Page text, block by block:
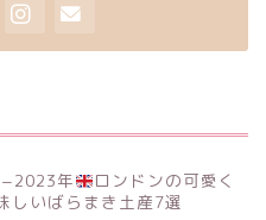
年
ロンドンの可愛く
しいばらまき土産7選